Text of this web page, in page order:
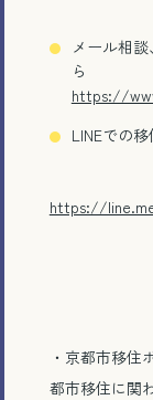
メール相
ら
https://
LINEでの
https://
・京都市移住
都市移住に関